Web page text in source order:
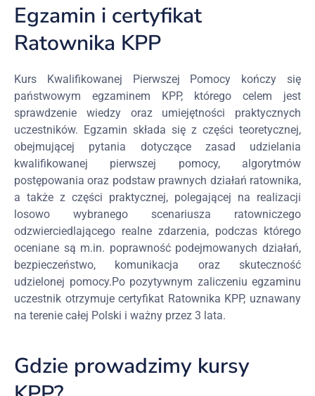
Egzamin i certyfikat
Ratownika KPP
Kurs Kwalifikowanej Pierwszej Pomocy kończy się
państwowym egzaminem KPP, którego celem jest
sprawdzenie wiedzy oraz umiejętności praktycznych
uczestników. Egzamin składa się z części teoretycznej,
obejmującej pytania dotyczące zasad udzielania
kwalifikowanej pierwszej pomocy, algorytmów
postępowania oraz podstaw prawnych działań ratownika,
a także z części praktycznej, polegającej na realizacji
losowo wybranego scenariusza ratowniczego
odzwierciedlającego realne zdarzenia, podczas którego
oceniane są m.in. poprawność podejmowanych działań,
bezpieczeństwo, komunikacja oraz skuteczność
udzielonej pomocy.Po pozytywnym zaliczeniu egzaminu
uczestnik otrzymuje certyfikat Ratownika KPP, uznawany
na terenie całej Polski i ważny przez 3 lata.
Gdzie prowadzimy kursy